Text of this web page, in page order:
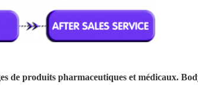
de produits pharmaceutiques et médicaux.